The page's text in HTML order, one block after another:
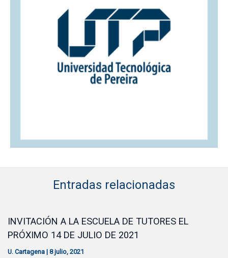
Entradas relacionadas
INVITACIÓN A LA ESCUELA DE TUTORES EL
PRÓXIMO 14 DE JULIO DE 2021
U. Cartagena | 8 julio, 2021